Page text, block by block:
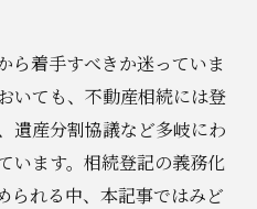
ら着手すべきか迷っていま
いても、不動産相続には登
遺産分割協議など多岐にわ
います。相続登記の義務化
られる中、本記事ではみど